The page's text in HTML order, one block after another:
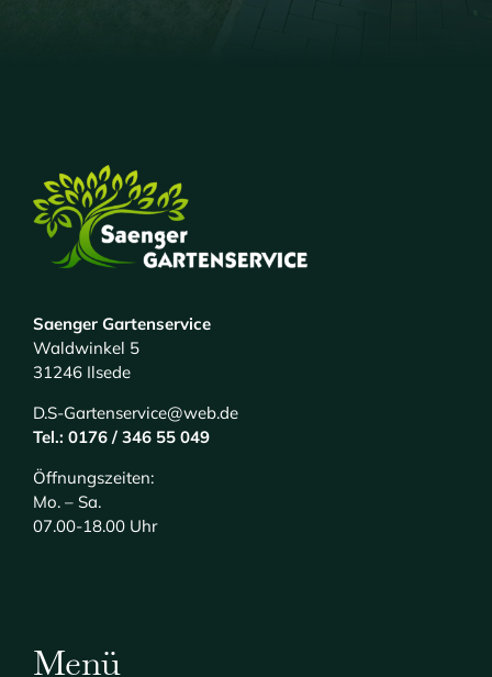
Saenger Gartenservice
Waldwinkel 5
31246 Ilsede
D.S-Gartenservice@web.de
Tel.: 0176 / 346 55 049
Öffnungszeiten:
Mo. – Sa.
07.00-18.00 Uhr
Menü